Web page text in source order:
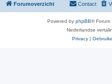
Forumoverzicht Contact
Powered by phpBB® Forum
Nederlandse
Privacy |